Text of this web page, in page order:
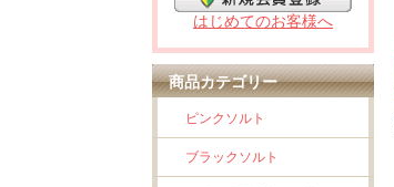
はじめてのお客様へ
商品カテゴリー
ピンクソルト
ブラックソルト